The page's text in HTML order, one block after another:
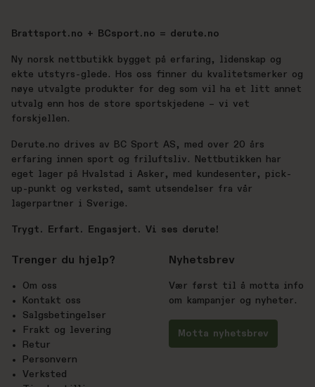
Brattsport.no + BCsport.no = derute.no
Ny norsk nettbutikk bygget på erfaring, lidenskap og
ekte utstyrs-glede. Hos oss finner du kvalitetsmerker og
nøye utvalgte produkter for deg som vil ha et litt annet
utvalg enn hos de store sportskjedene – vi vet
forskjellen.
Derute.no drives av BC Sport AS, med over 20 års
erfaring innen sport og friluftsliv. Nettbutikken har
eget lager på Hvalstad i Asker, med kundesenter, pick-
up-punkt og verksted, samt utsendelser fra vår
lagerpartner i Sverige.
Trygt. Erfart. Engasjert. Vi ses derute!
Trenger du hjelp?
Om oss
Kontakt oss
Salgsbetingelser
Frakt og levering
Retur
Personvern
Verksted
Nyhetsbrev
Vær først til å motta info
om kampanjer og nyheter.
Motta nyhetsbrev